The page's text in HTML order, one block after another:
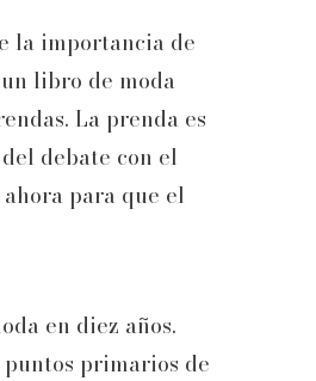
la importancia de
libro de moda
La prenda es
debate con el
para que el
en diez años.
primarios de